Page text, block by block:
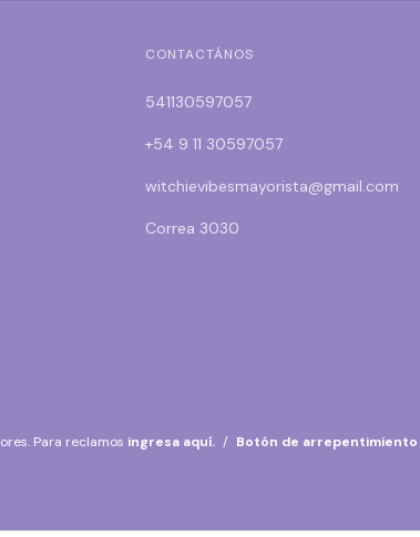
CONTACTÁNOS
541130597057
+54 9 11 30597057
witchievibesmayorista@gmail.com
Correa 3030
Para reclamos ingresa aquí. / Botón de arrepentimiento